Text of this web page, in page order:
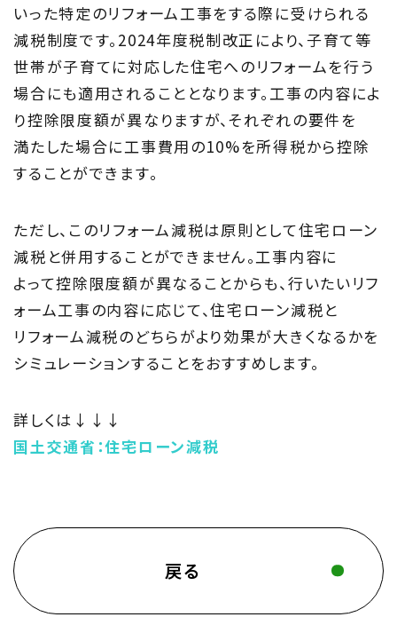
いった特定のリフォーム工事をする際に受けられる
減税制度です。2024年度税制改正により、子育て等
世帯が子育てに対応した住宅へのリフォームを行う
場合にも適用されることとなります。工事の内容によ
り控除限度額が異なりますが、それぞれの要件を
満たした場合に工事費用の10%を所得税から控除
することができます。
ただし、このリフォーム減税は原則として住宅ローン
減税と併用することができません。工事内容に
よって控除限度額が異なることからも、行いたいリフ
ォーム工事の内容に応じて、住宅ローン減税と
リフォーム減税のどちらがより効果が大きくなるかを
シミュレーションすることをおすすめします。
詳しくは↓↓↓
国土交通省：住宅ローン減税
戻る